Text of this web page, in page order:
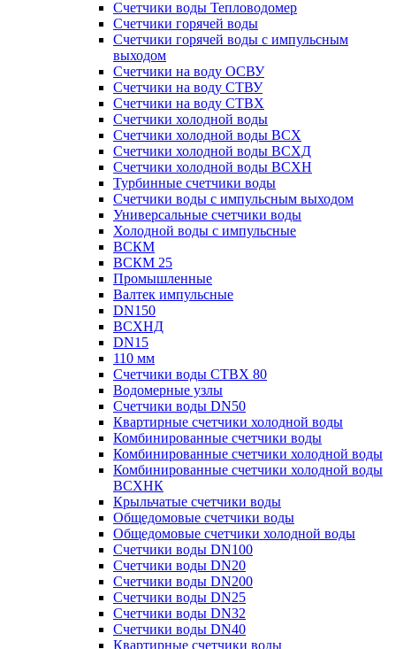
Счетчики воды Тепловодомер
Счетчики горячей воды
Счетчики горячей воды с импульсным
выходом
Счетчики на воду ОСВУ
Счетчики на воду СТВУ
Счетчики на воду СТВХ
Счетчики холодной воды
Счетчики холодной воды ВСХ
Счетчики холодной воды ВСХД
Счетчики холодной воды ВСХН
Турбинные счетчики воды
Счетчики воды с импульсным выходом
Универсальные счетчики воды
Холодной воды с импульсные
ВСКМ
ВСКМ 25
Промышленные
Валтек импульсные
DN150
ВСХНД
DN15
110 мм
Счетчики воды СТВХ 80
Водомерные узлы
Счетчики воды DN50
Квартирные счетчики холодной воды
Комбинированные счетчики воды
Комбинированные счетчики холодной воды
Комбинированные счетчики холодной воды
ВСХНК
Крыльчатые счетчики воды
Общедомовые счетчики воды
Общедомовые счетчики холодной воды
Счетчики воды DN100
Счетчики воды DN20
Счетчики воды DN200
Счетчики воды DN25
Счетчики воды DN32
Счетчики воды DN40
Квартирные счетчики воды